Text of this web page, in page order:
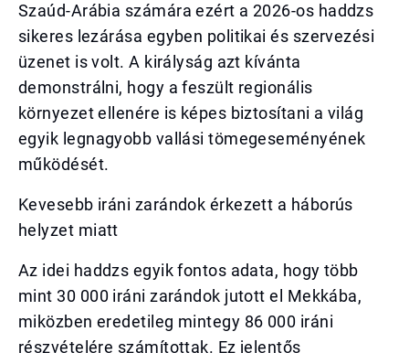
Szaúd-Arábia számára ezért a 2026-os haddzs
sikeres lezárása egyben politikai és szervezési
üzenet is volt. A királyság azt kívánta
demonstrálni, hogy a feszült regionális
környezet ellenére is képes biztosítani a világ
egyik legnagyobb vallási tömegeseményének
működését.
Kevesebb iráni zarándok érkezett a háborús
helyzet miatt
Az idei haddzs egyik fontos adata, hogy több
mint 30 000 iráni zarándok jutott el Mekkába,
miközben eredetileg mintegy 86 000 iráni
részvételére számítottak. Ez jelentős